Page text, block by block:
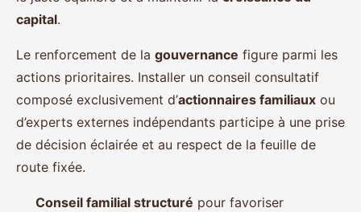
capital.
Le renforcement de la gouvernance figure parmi les
actions prioritaires. Installer un conseil consultatif
composé exclusivement d’actionnaires familiaux ou
d’experts externes indépendants participe à une prise
de décision éclairée et au respect de la feuille de
route fixée.
Conseil familial structuré pour favoriser